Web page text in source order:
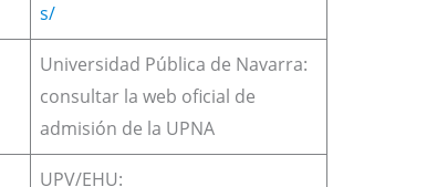
s/
Universidad Pública de Navarra:
consultar la web oficial de
admisión de la UPNA
UPV/EHU: